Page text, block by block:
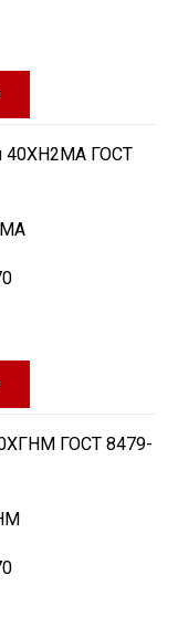
40ХН2МА ГОСТ
ГОСТ 8479-